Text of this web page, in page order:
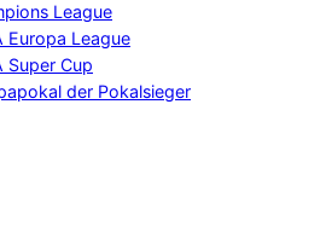
League
Europa League
Super Cup
der Pokalsieger